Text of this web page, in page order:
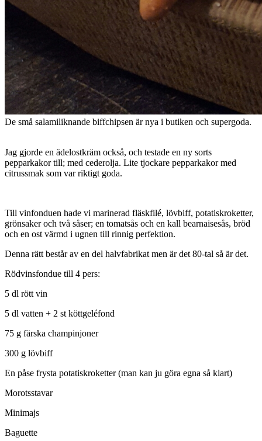
De små salamiliknande biffchipsen är nya i butiken och supergoda.
Jag gjorde en ädelostkräm också, och testade en ny sorts
pepparkakor till; med cederolja. Lite tjockare pepparkakor med
citrussmak som var riktigt goda.
Till vinfonduen hade vi marinerad fläskfilé, lövbiff, potatiskroketter,
grönsaker och två såser; en tomatsås och en kall bearnaisesås, bröd
och en ost värmd i ugnen till rinnig perfektion.
Denna rätt består av en del halvfabrikat men är det 80-tal så är det.
Rödvinsfondue till 4 pers:
5 dl rött vin
5 dl vatten + 2 st köttgeléfond
75 g färska champinjoner
300 g lövbiff
En påse frysta potatiskroketter (man kan ju göra egna så klart)
Morotsstavar
Minimajs
Baguette